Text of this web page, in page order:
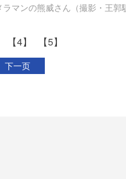
マンの熊威さん（撮影・王郭
【4】 【5】
下一页